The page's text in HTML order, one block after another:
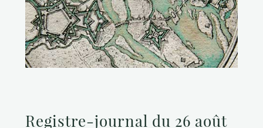
Registre-journal du 26 août